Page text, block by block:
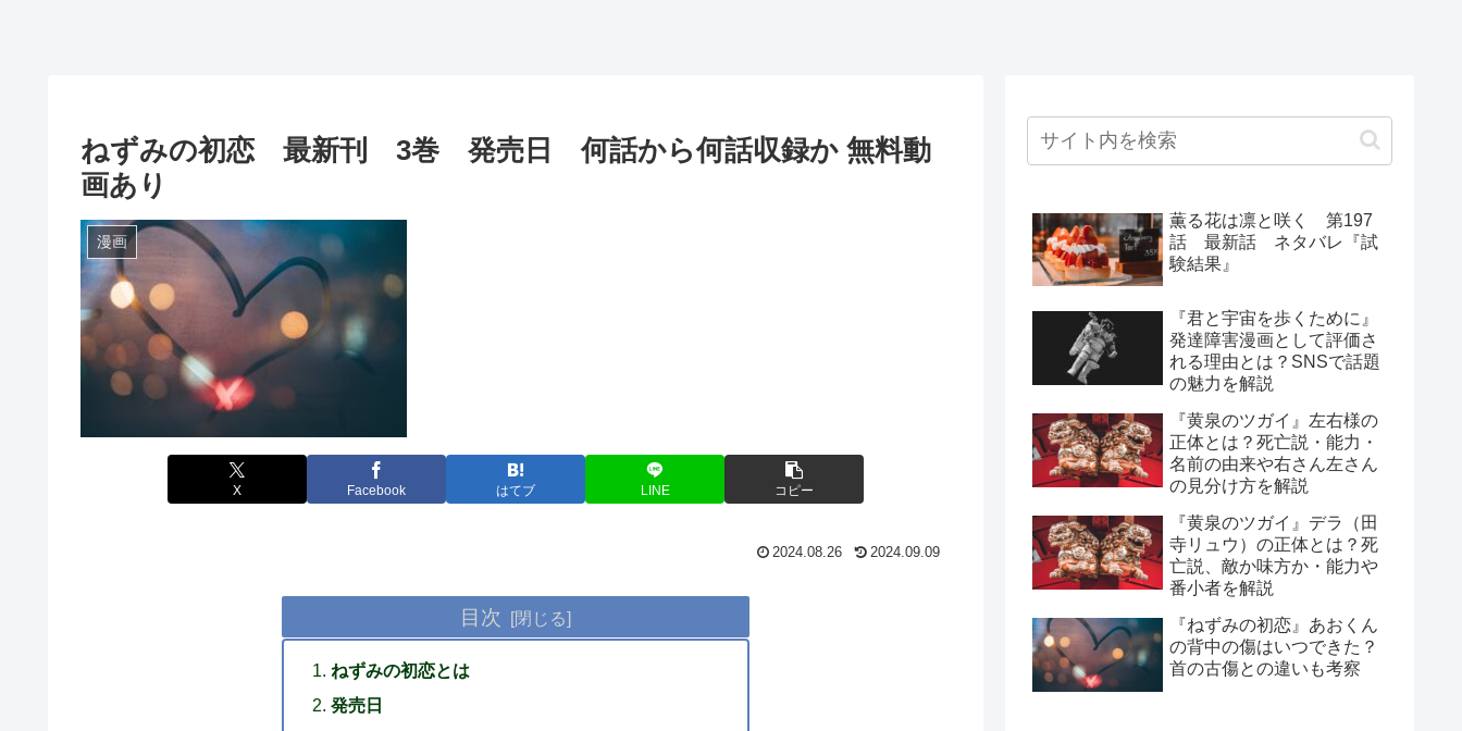
ねずみの初恋 最新刊 3巻 発売日 何話から何話収録か 無料動
画あり
漫画
X Facebook はてブ LINE コピー
2024.08.26 2024.09.09
目次
ねずみの初恋とは
発売日
薫る花は凛と咲く 第197
話 最新話 ネタバレ『試
験結果』
『君と宇宙を歩くために』
発達障害漫画として評価さ
れる理由とは？SNSで話題
の魅力を解説
『黄泉のツガイ』左右様の
正体とは？死亡説・能力・
名前の由来や右さん左さん
の見分け方を解説
『黄泉のツガイ』デラ（田
寺リュウ）の正体とは？死
亡説、敵か味方か・能力や
番小者を解説
『ねずみの初恋』あおくん
の背中の傷はいつできた？
首の古傷との違いも考察